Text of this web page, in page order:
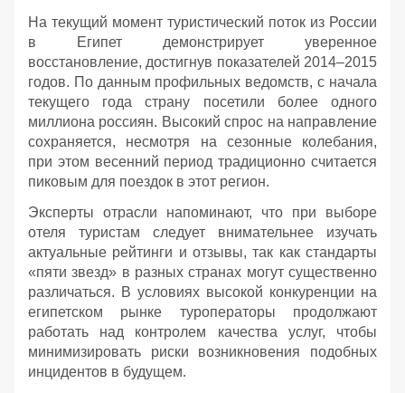
На текущий момент туристический поток из России
в Египет демонстрирует уверенное
восстановление, достигнув показателей 2014–2015
годов. По данным профильных ведомств, с начала
текущего года страну посетили более одного
миллиона россиян. Высокий спрос на направление
сохраняется, несмотря на сезонные колебания,
при этом весенний период традиционно считается
пиковым для поездок в этот регион.
Эксперты отрасли напоминают, что при выборе
отеля туристам следует внимательнее изучать
актуальные рейтинги и отзывы, так как стандарты
«пяти звезд» в разных странах могут существенно
различаться. В условиях высокой конкуренции на
египетском рынке туроператоры продолжают
работать над контролем качества услуг, чтобы
минимизировать риски возникновения подобных
инцидентов в будущем.